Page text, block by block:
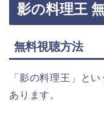
影の料理王
無料視聴方法
「影の料理王」と
あります。